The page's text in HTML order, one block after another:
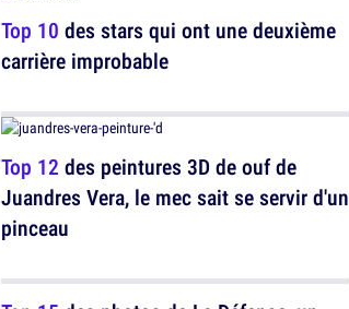
Top 10 des stars qui ont une deuxième
carrière improbable
Top 12 des peintures 3D de ouf de
Juandres Vera, le mec sait se servir d'un
pinceau